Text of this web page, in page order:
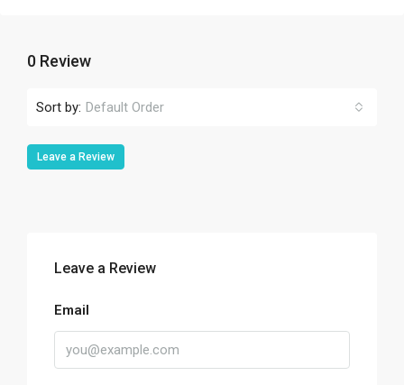
0 Review
Sort by: Default Order
Leave a Review
Leave a Review
Email